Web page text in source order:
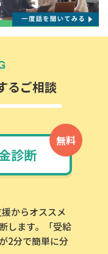
るご相談
無料
診断
からオススメ
します。「受給
2分で簡単に分